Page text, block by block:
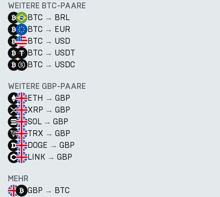
WEITERE BTC-PAARE
BTC → BRL
BTC → EUR
BTC → USD
BTC → USDT
BTC → USDC
WEITERE GBP-PAARE
ETH → GBP
XRP → GBP
SOL → GBP
TRX → GBP
DOGE → GBP
LINK → GBP
MEHR
GBP → BTC